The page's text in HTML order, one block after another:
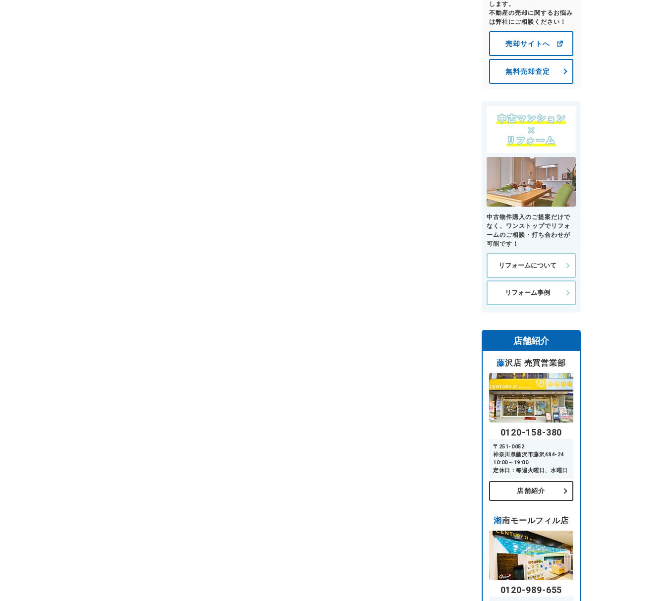
します。
不動産の売却に関するお悩み
は弊社にご相談ください！
売却サイトへ
無料売却査定
中古物件購入のご提案だけで
なく、ワンストップでリフォ
ームのご相談・打ち合わせが
可能です！
リフォームについて
リフォーム事例
店舗紹介
藤沢店 売買営業部
0120-158-380
〒251-0052
神奈川県藤沢市藤沢484-24
10:00～19:00
定休日：毎週火曜日、水曜日
店舗紹介
湘南モールフィル店
0120-989-655